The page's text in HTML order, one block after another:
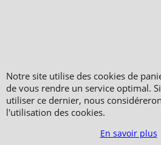
pour les arts
51, avenue du Palais des
FRANCE
Paiement sécurisé via Systempay
Nos prix sont affichés en HT et en TTC (hors
% incluses, selon les
Notre site utilise des cookies de
de vous rendre un service optimal.
utiliser ce dernier, nous
l'utilisation des cookies.
En savoir plus